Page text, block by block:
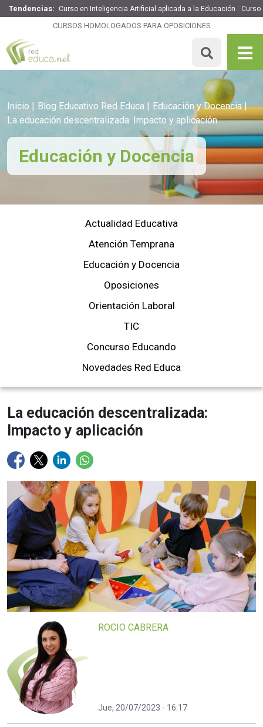
Tendencias: Curso en Inteligencia Artificial aplicada a la Educación Curso
CURSOS HOMOLOGADOS PARA OPOSICIONES
Inicio Blog Educativo Red Educa
Educación y Docencia
La educación descentralizada: Impacto y aplicación
Educación y Docencia
Actualidad Educativa
Atención Temprana
Educación y Docencia
Oposiciones
Orientación Laboral
TIC
Concurso Educando
Novedades Red Educa
La educación descentralizada:
Impacto y aplicación
ROCIO CABRERA
Jue, 20/07/2023 - 16:17